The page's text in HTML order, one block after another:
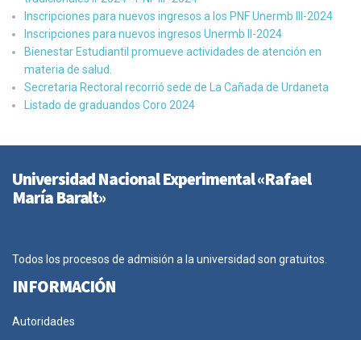
Inscripciones para nuevos ingresos a los PNF Unermb III-2024
Inscripciones para nuevos ingresos Unermb II-2024
Bienestar Estudiantil promueve actividades de atención en
materia de salud.
Secretaria Rectoral recorrió sede de La Cañada de Urdaneta
Listado de graduandos Coro 2024
Universidad Nacional Experimental «Rafael
María Baralt»
Todos los procesos de admisión a la universidad son gratuitos.
INFORMACIÓN
Autoridades